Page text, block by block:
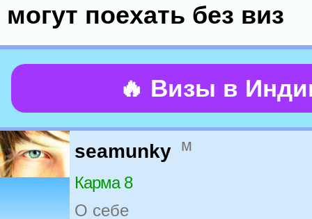
могут поехать без виз
🔥 Визы в
seamunky м
Карма 8
О себе